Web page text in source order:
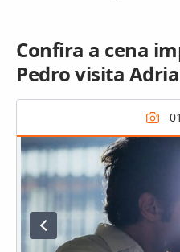
Confira a cena
Pedro visita